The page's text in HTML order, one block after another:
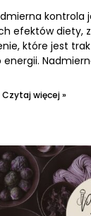
kontrola
efektów diety,
które jest
energii.
Czytaj więcej »